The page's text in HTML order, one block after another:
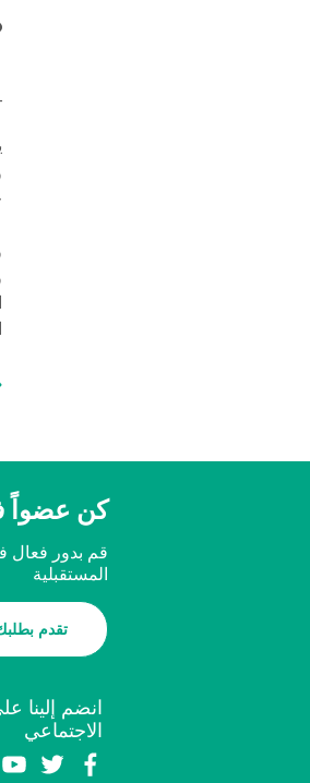
كن عضواً
قم بدور فعال
المستقبلية
تقدم
انضم إلينا
الاجتماعي